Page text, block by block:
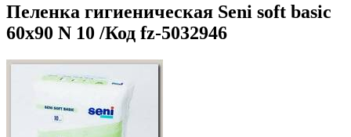
Пеленка гигиеническая Seni soft basic
60х90 N 10 /Код fz-5032946